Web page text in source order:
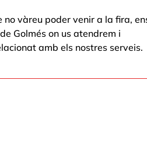
vàreu poder venir a la fira,
Golmés on us atendrem i
amb els nostres serveis.